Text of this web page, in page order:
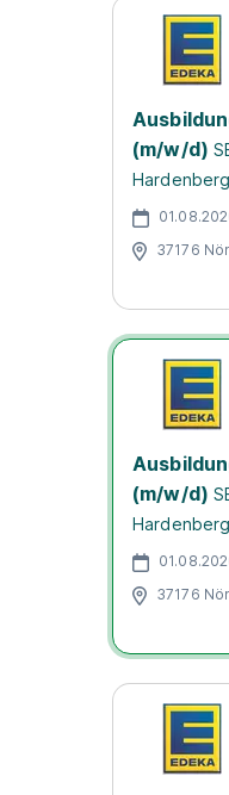
(m/w/d)
Hardenberg
37176
(m/w/d)
Hardenberg
37176